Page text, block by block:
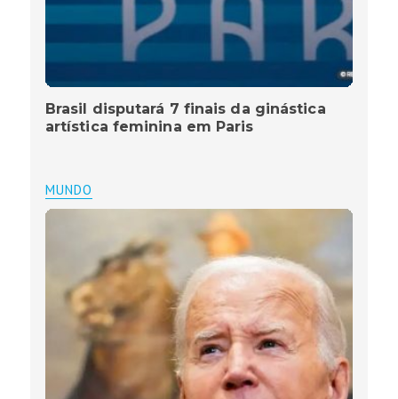
Brasil disputará 7 finais da ginástica
artística feminina em Paris
MUNDO